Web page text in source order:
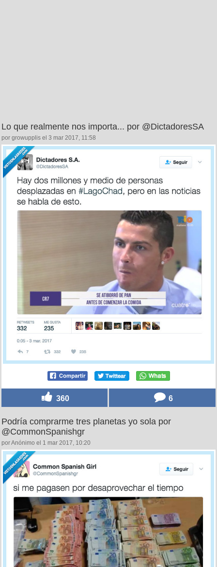
Lo que realmente nos importa... por @DictadoresSA
por growupplis el 3 mar 2017, 11:58
360 6
Podría comprarme tres planetas yo sola por
@CommonSpanishgr
por Anónimo el 1 mar 2017, 10:20